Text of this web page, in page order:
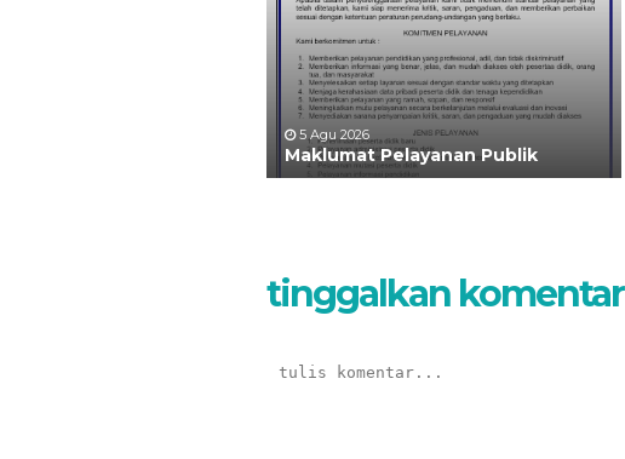
5 Agu 2026
Maklumat Pelayanan Publik
tinggalkan komentar